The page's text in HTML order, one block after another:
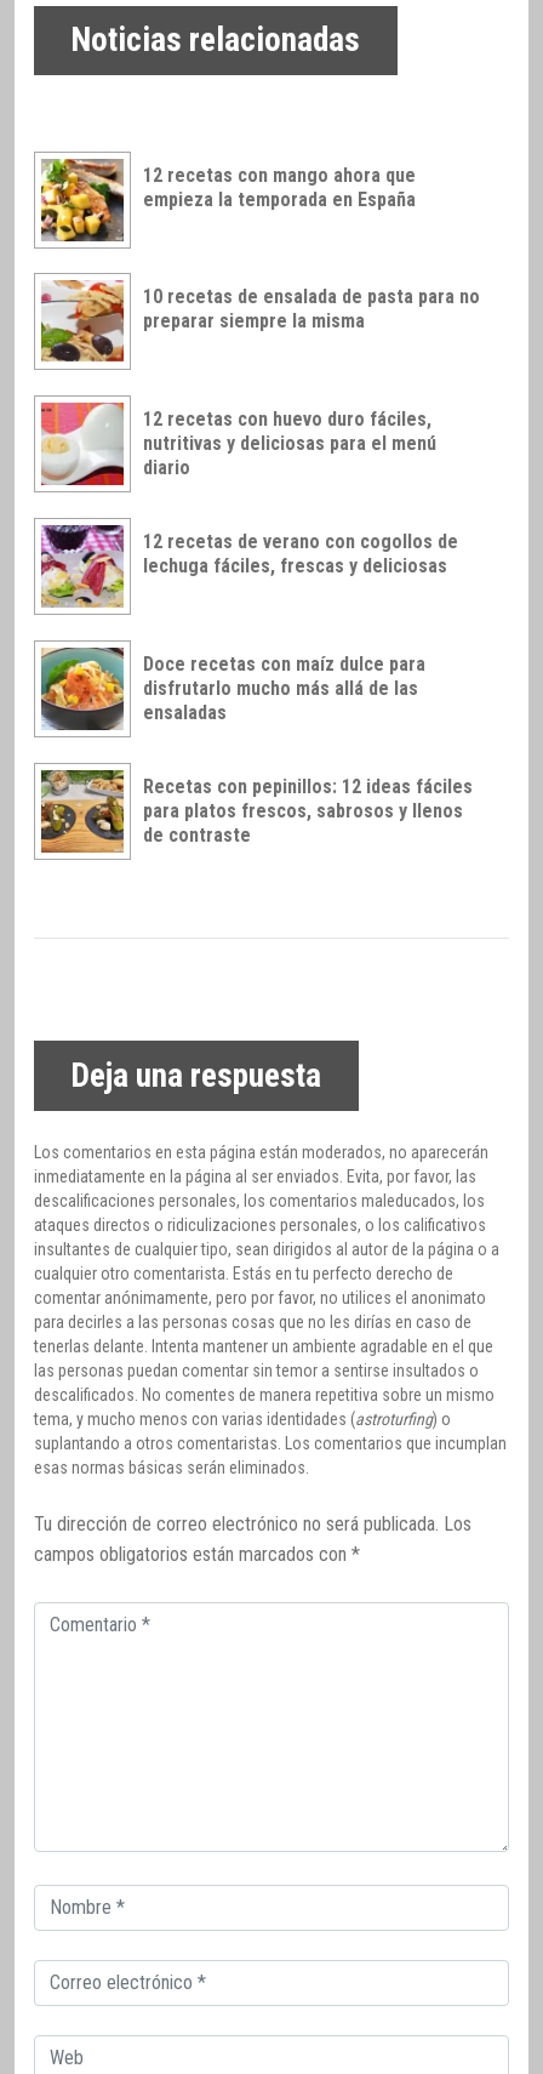
Noticias relacionadas
12 recetas con mango ahora que
empieza la temporada en España
10 recetas de ensalada de pasta para no
preparar siempre la misma
12 recetas con huevo duro fáciles,
nutritivas y deliciosas para el menú
diario
12 recetas de verano con cogollos de
lechuga fáciles, frescas y deliciosas
Doce recetas con maíz dulce para
disfrutarlo mucho más allá de las
ensaladas
Recetas con pepinillos: 12 ideas fáciles
para platos frescos, sabrosos y llenos
de contraste
Deja una respuesta
Los comentarios en esta página están moderados, no aparecerán
inmediatamente en la página al ser enviados. Evita, por favor, las
descalificaciones personales, los comentarios maleducados, los
ataques directos o ridiculizaciones personales, o los calificativos
insultantes de cualquier tipo, sean dirigidos al autor de la página o a
cualquier otro comentarista. Estás en tu perfecto derecho de
comentar anónimamente, pero por favor, no utilices el anonimato
para decirles a las personas cosas que no les dirías en caso de
tenerlas delante. Intenta mantener un ambiente agradable en el que
las personas puedan comentar sin temor a sentirse insultados o
descalificados. No comentes de manera repetitiva sobre un mismo
tema, y mucho menos con varias identidades (astroturfing) o
suplantando a otros comentaristas. Los comentarios que incumplan
esas normas básicas serán eliminados.
Tu dirección de correo electrónico no será publicada. Los
campos obligatorios están marcados con *
Comentario
Correo
electrónico
Correo
electrónico
Web